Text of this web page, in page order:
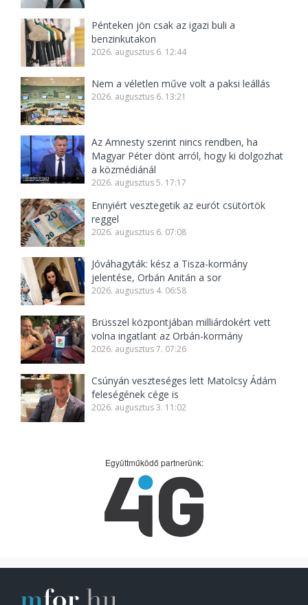
Pénteken jön csak az igazi buli a
benzinkutakon
2026. augusztus 6. 12:44
Nem a véletlen műve volt a paksi leállás
2026. augusztus 6. 13:21
Az Amnesty szerint nincs rendben, ha
Magyar Péter dönt arról, hogy ki dolgozhat
a közmédiánál
2026. augusztus 5. 17:17
Ennyiért vesztegetik az eurót csütörtök
reggel
2026. augusztus 6. 07:08
Jóváhagyták: kész a Tisza-kormány
jelentése, Orbán Anitán a sor
2026. augusztus 4. 06:58
Brüsszel központjában milliárdokért vett
volna ingatlant az Orbán-kormány
2026. augusztus 7. 07:26
Csúnyán veszteséges lett Matolcsy Ádám
feleségének cége is
2026. augusztus 3. 11:02
Együttműködő partnerünk: